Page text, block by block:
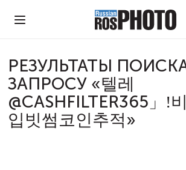
РЕЗУЛЬТАТЫ
ЗАПРОСУ «텔레
@CASHFILTER365」ǃ
입빗썸코인추적»